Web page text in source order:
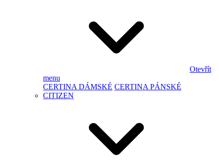
Otevřít
menu
CERTINA DÁMSKÉ CERTINA PÁNSKÉ
CITIZEN